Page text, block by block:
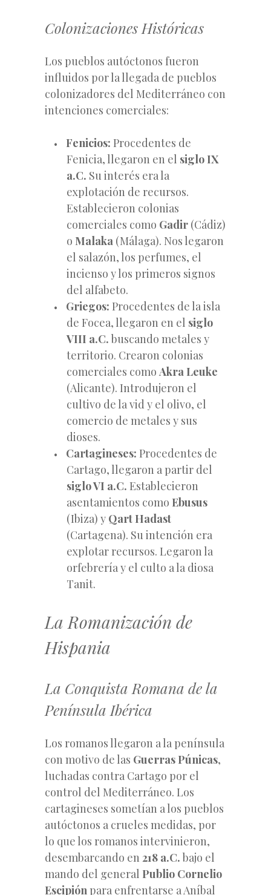
Colonizaciones Históricas
Los pueblos autóctonos fueron
influidos por la llegada de pueblos
colonizadores del Mediterráneo con
intenciones comerciales:
Fenicios: Procedentes de
Fenicia, llegaron en el siglo IX
a.C. Su interés era la
explotación de recursos.
Establecieron colonias
comerciales como Gadir (Cádiz)
o Malaka (Málaga). Nos legaron
el salazón, los perfumes, el
incienso y los primeros signos
del alfabeto.
Griegos: Procedentes de la isla
de Focea, llegaron en el siglo
VIII a.C. buscando metales y
territorio. Crearon colonias
comerciales como Akra Leuke
(Alicante). Introdujeron el
cultivo de la vid y el olivo, el
comercio de metales y sus
dioses.
Cartagineses: Procedentes de
Cartago, llegaron a partir del
siglo VI a.C. Establecieron
asentamientos como Ebusus
(Ibiza) y Qart Hadast
(Cartagena). Su intención era
explotar recursos. Legaron la
orfebrería y el culto a la diosa
Tanit.
La Romanización de
Hispania
La Conquista Romana de la
Península Ibérica
Los romanos llegaron a la península
con motivo de las Guerras Púnicas,
luchadas contra Cartago por el
control del Mediterráneo. Los
cartagineses sometían a los pueblos
autóctonos a crueles medidas, por
lo que los romanos intervinieron,
desembarcando en 218 a.C. bajo el
mando del general Publio Cornelio
Escipión para enfrentarse a Aníbal